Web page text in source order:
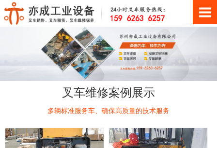
叉车维修案例展示
多辆标准服务车、确保高质量的技术服务